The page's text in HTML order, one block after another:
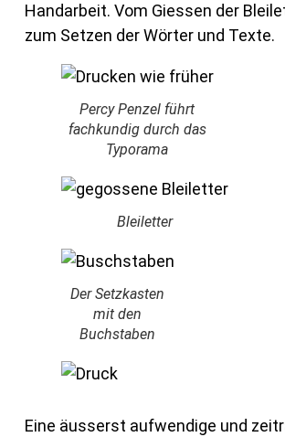
Handarbeit. Vom Giessen der
zum Setzen der Wörter und Texte.
Percy Penzel führt
fachkundig durch das
Typorama
Bleiletter
Der Setzkasten
mit den
Buchstaben
Eine äusserst aufwendige und